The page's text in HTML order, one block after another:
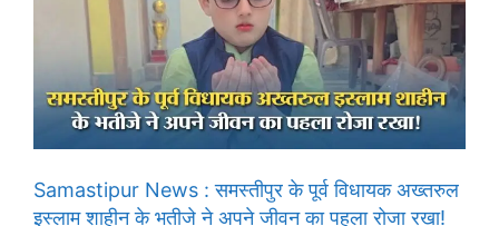
Samastipur News : समस्तीपुर के पूर्व विधायक अख्तरुल
इस्लाम शाहीन के भतीजे ने अपने जीवन का पहला रोजा रखा!